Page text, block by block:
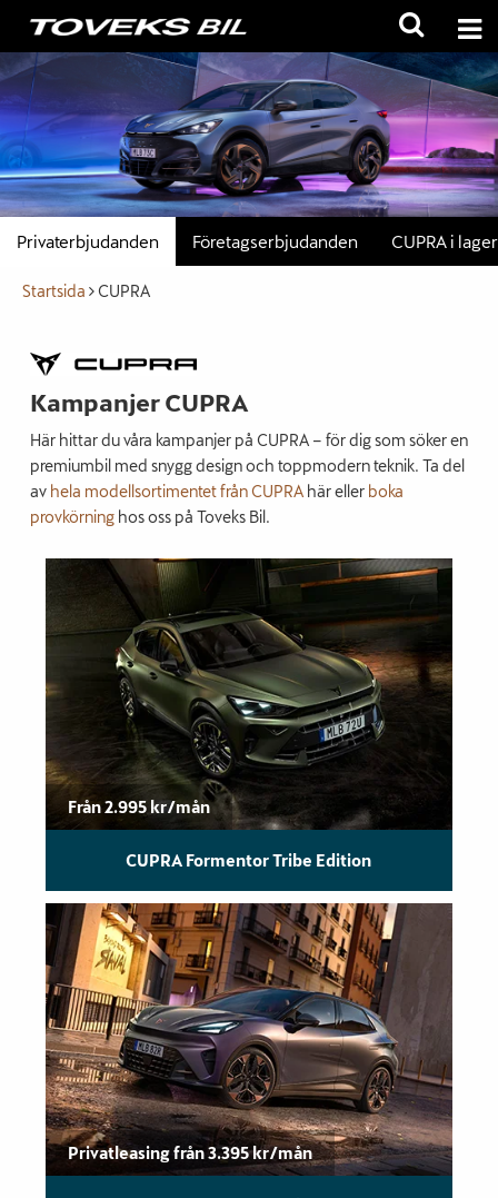
Privaterbjudanden Företagserbjudanden CUPRA i lager
Startsida CUPRA
Kampanjer CUPRA
Här hittar du våra kampanjer på CUPRA – för dig som söker en
premiumbil med snygg design och toppmodern teknik. Ta del
av hela modellsortimentet från CUPRA här eller boka
provkörning hos oss på Toveks Bil.
Från 2.995 kr/mån
CUPRA Formentor Tribe Edition
Privatleasing från 3.395 kr/mån